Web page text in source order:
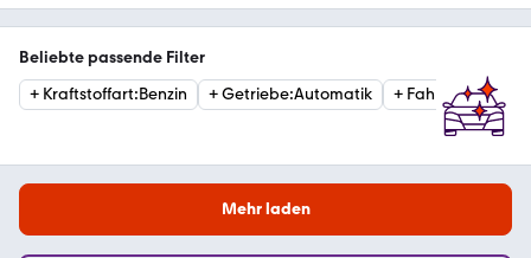
Beliebte passende Filter
+ Kraftstoffart:Benzin +Getriebe:Automatik +
Mehr laden